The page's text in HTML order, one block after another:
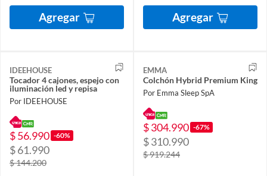
Agregar Agregar
IDEEHOUSE
Tocador 4 cajones, espejo con
iluminación led y repisa
Por IDEEHOUSE
$ 56.990 -60%
$ 61.990
$ 144.200
EMMA
Colchón Hybrid Premium King
Por Emma Sleep SpA
$ 304.990 -67%
$ 310.990
$ 919.244